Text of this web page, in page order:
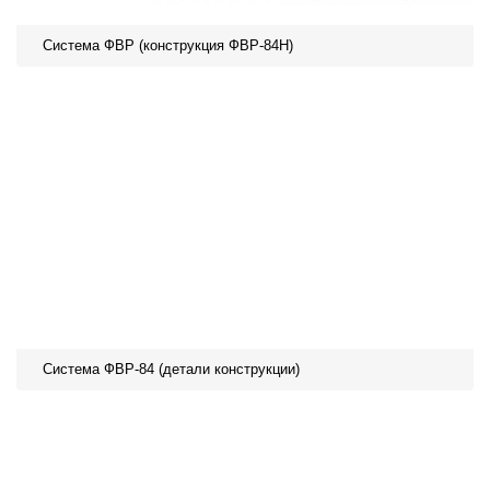
Система ФВР (конструкция ФВР-84Н)
Система ФВР-84 (детали конструкции)